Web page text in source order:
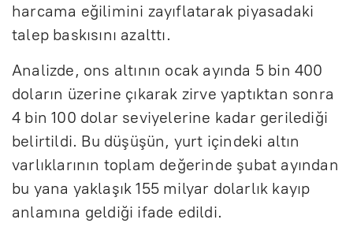
harcama eğilimini zayıflatarak piyasadaki
talep baskısını azalttı.
Analizde, ons altının ocak ayında 5 bin 400
doların üzerine çıkarak zirve yaptıktan sonra
4 bin 100 dolar seviyelerine kadar gerilediği
belirtildi. Bu düşüşün, yurt içindeki altın
varlıklarının toplam değerinde şubat ayından
bu yana yaklaşık 155 milyar dolarlık kayıp
anlamına geldiği ifade edildi.